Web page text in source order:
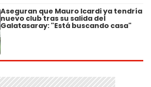
Aseguran que Mauro Icardi ya tendría
nuevo club tras su salida del
Galatasaray: "Está buscando casa"